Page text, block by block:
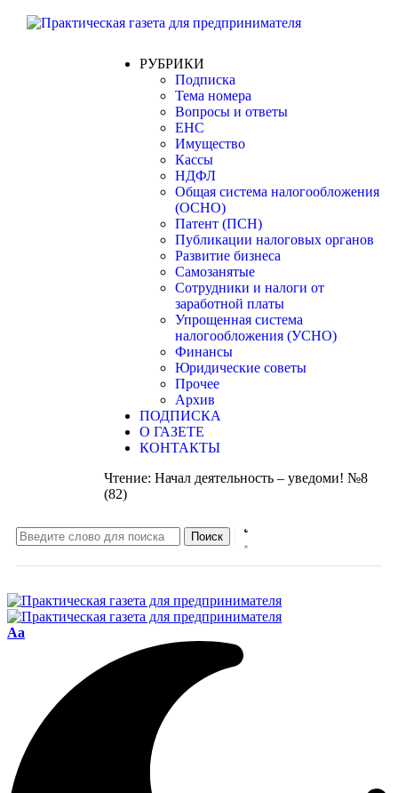
РУБРИКИ
Подписка
Тема номера
Вопросы и ответы
ЕНС
Имущество
Кассы
НДФЛ
Общая система налогообложения
(ОСНО)
Патент (ПСН)
Публикации налоговых органов
Развитие бизнеса
Самозанятые
Сотрудники и налоги от
заработной платы
Упрощенная система
налогообложения (УСНО)
Финансы
Юридические советы
Прочее
Архив
ПОДПИСКА
О ГАЗЕТЕ
КОНТАКТЫ
Чтение: Начал деятельность – уведоми! №8
(82)
Aa